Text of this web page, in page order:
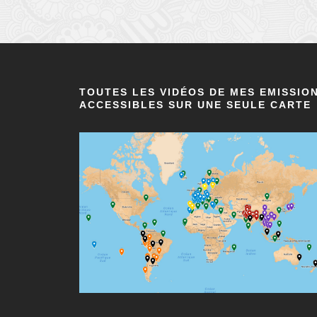
TOUTES LES VIDÉOS DE MES
ACCESSIBLES SUR UNE SEULE CARTE